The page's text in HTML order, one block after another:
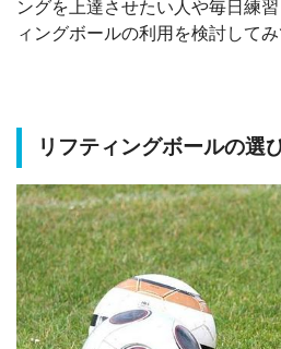
ングを上達させたい人や毎日練
ィングボールの利用を検討してみ
リフティングボールの選